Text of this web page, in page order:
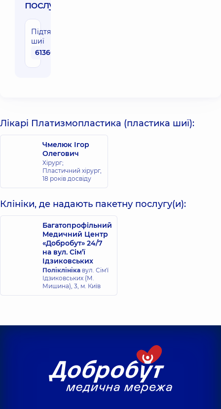
послуги:
Підтяжка
шиї
61360 грн
Лікарі Платизмопластика (пластика шиї):
Чмелюк Ігор
Олегович
Хірург;
Пластичний хірург,
18 років досвіду
Клініки, де надають пакетну послугу(и):
Багатопрофільний
Медичний Центр
«Добробут» 24/7
на вул. Сім’ї
Ідзиковських
Поліклініка вул. Сім'ї
Ідзиковських (М.
Мишина), 3, м. Київ